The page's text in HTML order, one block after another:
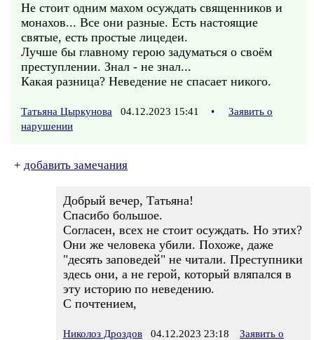
Не стоит одним махом осуждать священников и
монахов... Все они разные. Есть настоящие
святые, есть простые лицедеи.
Лучше бы главному герою задуматься о своём
преступлении. Знал - не знал...
Какая разница? Неведение не спасает никого.
Татьяна Цыркунова 04.12.2023 15:41 •
Заявить о
нарушении
+ добавить замечания
Добрый вечер, Татьяна!
Спасибо большое.
Согласен, всех не стоит осуждать. Но этих?
Они же человека убили. Похоже, даже
"десять заповедей" не читали. Преступники
здесь они, а не герой, который вляпался в
эту историю по неведению.
С почтением,
Николоз Дроздов 04.12.2023 23:18
Заявить о